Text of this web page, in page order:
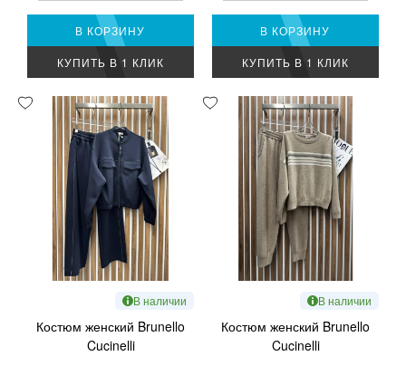
В КОРЗИНУ
КУПИТЬ В 1 КЛИК
В КОРЗИНУ
КУПИТЬ В 1 КЛИК
В наличии
Костюм женский Brunello
Cucinelli
В наличии
Костюм женский Brunello
Cucinelli